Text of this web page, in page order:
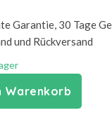
Garantie, 30 Tage
und Rückversand
Warenkorb